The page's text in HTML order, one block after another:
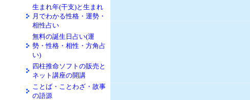
生まれ年(干支)と生まれ
月でわかる性格・運勢・
相性占い
無料の誕生日占い(運
勢・性格・相性・方角占
い)
四柱推命ソフトの販売と
ネット講座の開講
ことば・ことわざ・故事
の語源